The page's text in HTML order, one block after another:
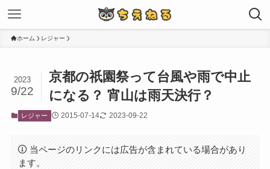
ホーム レジャー
京都の祇園祭って台風や雨で中止
になる？ 宵山は雨天決行？
2023
9/22
レジャー 2015-07-14 2023-09-22
当ページのリンクには広告が含まれている場合があり
ます。